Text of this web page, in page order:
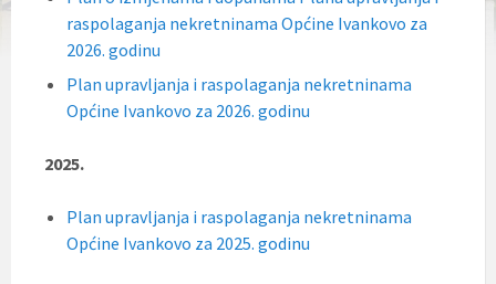
raspolaganja nekretninama Općine Ivankovo za
2026. godinu
Plan upravljanja i raspolaganja nekretninama
Općine Ivankovo za 2026. godinu
2025.
Plan upravljanja i raspolaganja nekretninama
Općine Ivankovo za 2025. godinu